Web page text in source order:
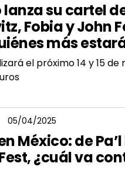
su cartel
Fobia y John
más
el próximo 14 y 15 de
05/04/2025
México: de
¿cuál va